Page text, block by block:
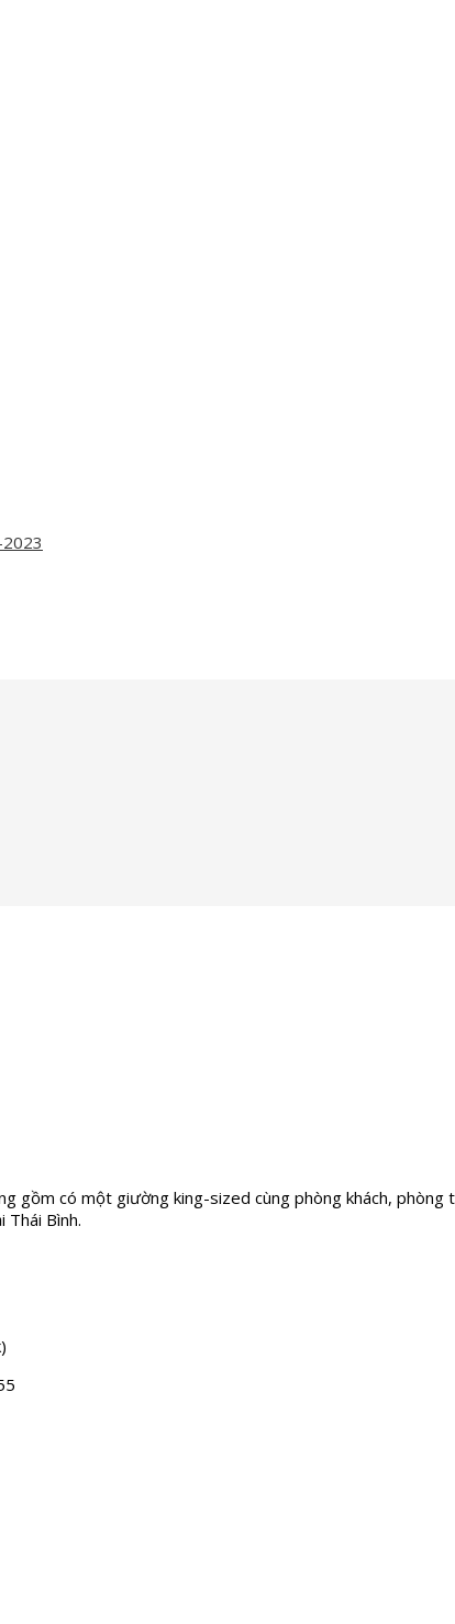
gồm có một giường king-sized cùng phòng khách,
Thái Bình.